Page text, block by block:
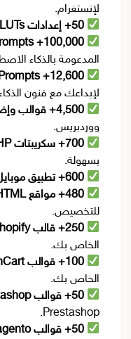
لإنستغرام.
50+ إعدادات LUTs
100,000+ ChatGPT Prompts
المدعومة بالذكاء
12,600+ Midjourney Prompts
لإبداعك مع فنون
4,500+ قوالب وإضافات WordPress
ووردبريس.
700+ سكريبتات PHP
بسهولة.
600+ تطبيق موبايل
480+ مواقع HTML جاهزة
للتخصيص.
250+ قالب Shopify
الخاص بك.
100+ قوالب OpenCart
الخاص بك.
50+ قوالب Prestashop
Prestashop.
50+ قوالب Magento